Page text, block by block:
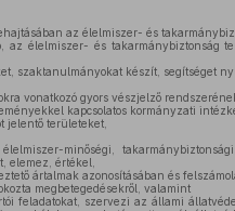
az élelmiszer- és
az élelmiszer- és takarmánybiztonság
szaktanulmányokat készít, segítséget
vonatkozó gyors vészjelző
kapcsolatos kormányzati
jelentő területeket,
minőségi,
elemez, értékel,
ártalmak azonosításában és
megbetegedésekről, valamint
feladatokat, szervezi az állami